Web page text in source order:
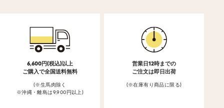
6,600円(税込)以上
ご購入で全国送料無料
(※生馬肉除く
※沖縄・離島は9,900円以上)
営業日12時までの
ご注文は即日出荷
(※在庫有り商品に限る)